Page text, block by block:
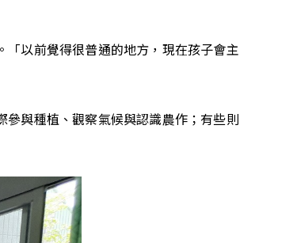
以前覺得很普通的地方，現在孩子會主
與種植、觀察氣候與認識農作；有些則